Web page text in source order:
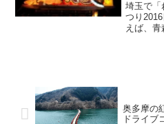
埼玉で「
つり
えば、
も、ね
いと観
奥多摩の
ドライブ